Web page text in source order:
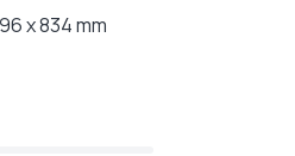
x 834 mm